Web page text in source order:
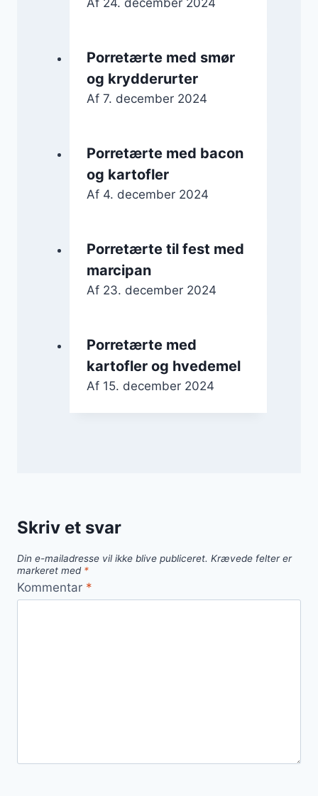
Porretærte med smør
og krydderurter
Af 7. december 2024
Porretærte med bacon
og kartofler
Af 4. december 2024
Porretærte til fest med
marcipan
Af 23. december 2024
Porretærte med
kartofler og hvedemel
Af 15. december 2024
Skriv et svar
Din e-mailadresse vil ikke blive publiceret. Krævede felter er
markeret med *
Kommentar *